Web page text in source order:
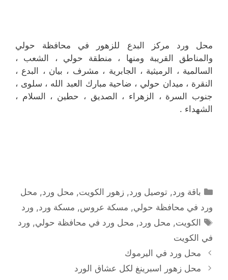
محل ورد مركز البدع للزهور في محافظة حولي
والمناطق القريبة ‎ومنها ، منطقة حولي ، الشعب ،
السالمية ، الرميثية ، الجابرية ، مشرف ، بيان ، البدع ،
النقرة ، ميدان حولي ، ضاحية مبارك العبد الله ، سلوى ،
جنوب السرة ، الزهراء ، الصديق ، حطين ، السلام ،
الشهداء .
التصنيفات
باقة ورد,توصيل ورد,زهور الكويت, محل ورد, محل
ورد في محافظة حولي, مسكة عروس, مسكة ورد, ورد
الوسوم
الكويت, محل ورد, محل ورد في محافظة حولي, ورد
في الكويت
محل ورد في اليرموك
محل زهور اسبرينغ لكل عشاق الورد